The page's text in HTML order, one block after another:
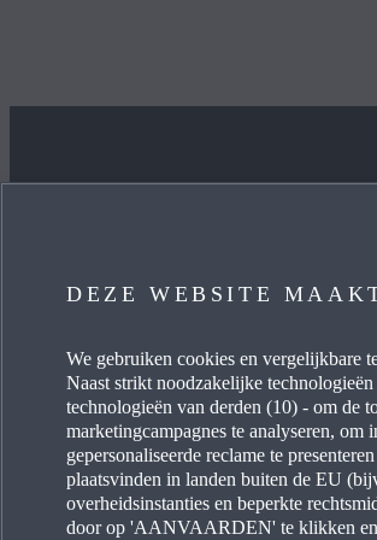
MAZDA CONTACTEREN
EEN ONDERHOUD BOEKEN
EEN DEALER ZOEKEN
DEZE WEBSITE
We gebruiken cookies en vergelijkbare
Naast strikt noodzakelijke
technologieën van derden (10) - om de
marketingcampagnes te analyseren,
gepersonaliseerde reclame te
plaatsvinden in landen buiten de EU
overheidsinstanties en beperkte
door op 'AANVAARDEN' te klikken en